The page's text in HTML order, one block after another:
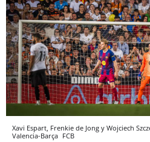
Xavi Espart, Frenkie de Jong y Wojciech
Valencia-Barça FCB